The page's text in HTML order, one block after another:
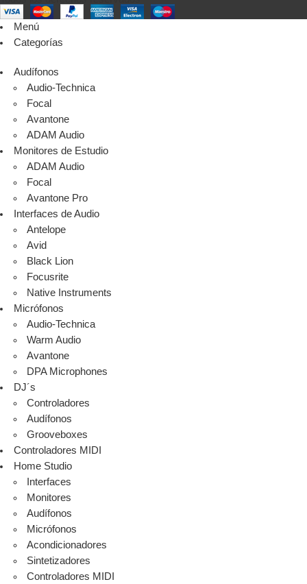
Menú
Categorías
Audífonos
Audio-Technica
Focal
Avantone
ADAM Audio
Monitores de Estudio
ADAM Audio
Focal
Avantone Pro
Interfaces de Audio
Antelope
Avid
Black Lion
Focusrite
Native Instruments
Micrófonos
Audio-Technica
Warm Audio
Avantone
DPA Microphones
DJ´s
Controladores
Audífonos
Grooveboxes
Controladores MIDI
Home Studio
Interfaces
Monitores
Audífonos
Micrófonos
Acondicionadores
Sintetizadores
Controladores MIDI